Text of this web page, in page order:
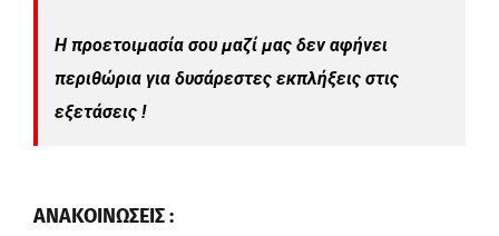
Η προετοιμασία σου μαζί μας δεν αφήνει
περιθώρια για δυσάρεστες εκπλήξεις στις
εξετάσεις !
ΑΝΑΚΟΙΝΩΣΕΙΣ :